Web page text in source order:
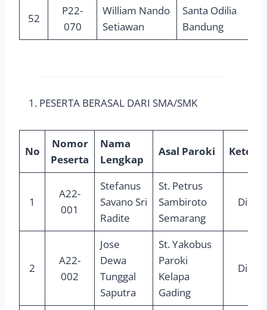
52
P22-
070
William Nando
Setiawan
Santa Odilia
Bandung
PESERTA BERASAL DARI SMA/SMK
No
Nomor
Peserta
Nama
Lengkap
Asal Paroki
1
A22-
001
Stefanus
Savano Sri
Radite
St. Petrus
Sambiroto
Semarang
2
A22-
002
Jose
Dewa
Tunggal
Saputra
St. Yakobus
Paroki
Kelapa
Gading